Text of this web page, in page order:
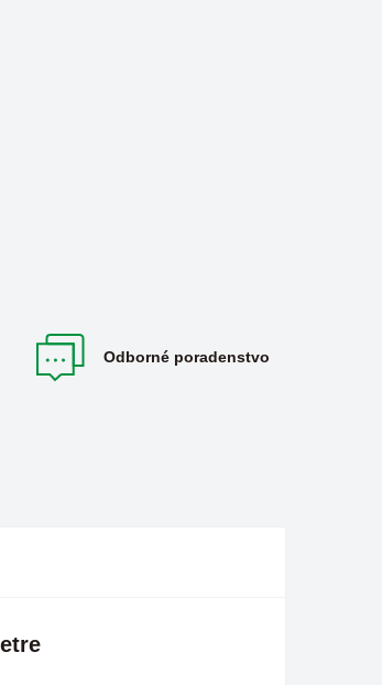
Odborné poradenstvo